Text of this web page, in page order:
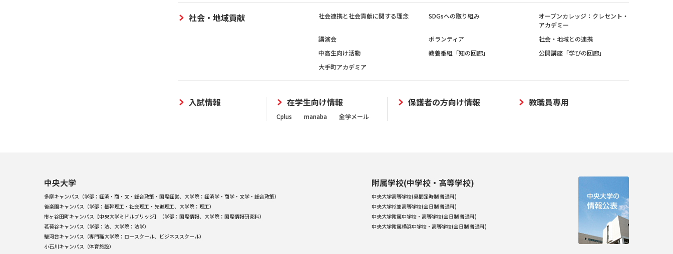
社会・地域貢献 社会連携と社会貢献に関する理念 SDGsへの取り組み
オープンカレッジ：クレセント・
アカデミー
講演会
ボランティア
社会・地域との連携
中高生向け活動
教養番組「知の回廊」
公開講座「学びの回廊」
大手町アカデミア
入試情報 在学生向け情報
Cplus manaba 全学メール
保護者の方向け情報 教職員専用
中央大学
多摩キャンパス（学部：経済・商・文・総合政策・国際経営、大学院：経済学・商学・文学・総合政策）
後楽園キャンパス（学部：基幹理工・社会理工・先進理工、大学院：理工）
市ヶ谷田町キャンパス【中央大学ミドルブリッジ】（学部：国際情報、大学院：国際情報研究科）
茗荷谷キャンパス（学部：法、大学院：法学）
駿河台キャンパス（専門職大学院：ロースクール、ビジネススクール）
小石川キャンパス（体育施設）
附属学校(中学校・高等学校)
中央大学高等学校(昼間定時制 普通科)
中央大学杉並高等学校(全日制 普通科)
中央大学附属中学校・高等学校(全日制 普通科)
中央大学附属横浜中学校・高等学校(全日制 普通科)